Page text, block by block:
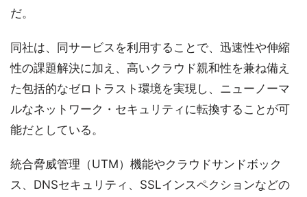
だ。
同社は、同サービスを利用することで、迅速性や伸縮
性の課題解決に加え、高いクラウド親和性を兼ね備え
た包括的なゼロトラスト環境を実現し、ニューノーマ
ルなネットワーク・セキュリティに転換することが可
能だとしている。
統合脅威管理（UTM）機能やクラウドサンドボック
ス、DNSセキュリティ、SSLインスペクションなどの